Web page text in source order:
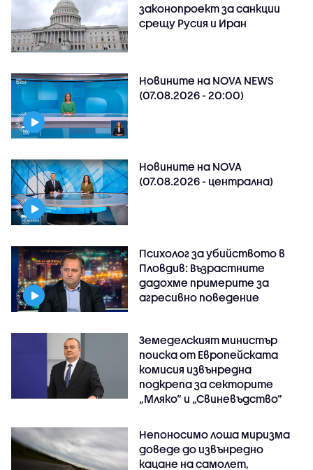
законопроект за санкции
срещу Русия и Иран
Новините на NOVA NEWS
(07.08.2026 - 20:00)
Новините на NOVA
(07.08.2026 - централна)
Психолог за убийството в
Пловдив: Възрастните
дадохме примерите за
агресивно поведение
Земеделският министър
поиска от Европейската
комисия извънредна
подкрепа за секторите
„Мляко“ и „Свиневъдство“
Непоносимо лоша миризма
доведе до извънредно
кацане на самолет,